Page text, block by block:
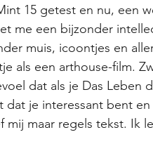
15 getest en nu, een
me een bijzonder
muis, icoontjes en
als een arthouse-film.
dat als je Das Leben
je interessant bent
maar regels tekst. Ik